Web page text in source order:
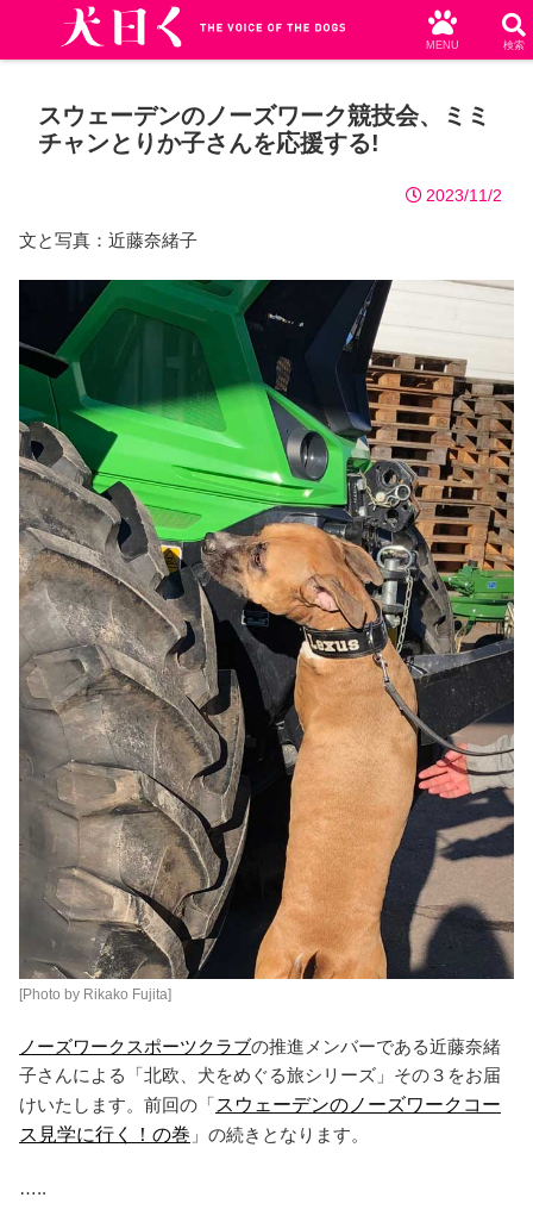
スウェーデンのノーズワーク競技会、ミミ
チャンとりか子さんを応援する!
2023/11/2
文と写真：近藤奈緒子
[Photo by Rikako Fujita]
ノーズワークスポーツクラブの推進メンバーである近藤奈緒
子さんによる「北欧、犬をめぐる旅シリーズ」その３をお届
けいたします。前回の「スウェーデンのノーズワークコー
ス見学に行く！の巻 」の続きとなります。
…..
MENU 検索